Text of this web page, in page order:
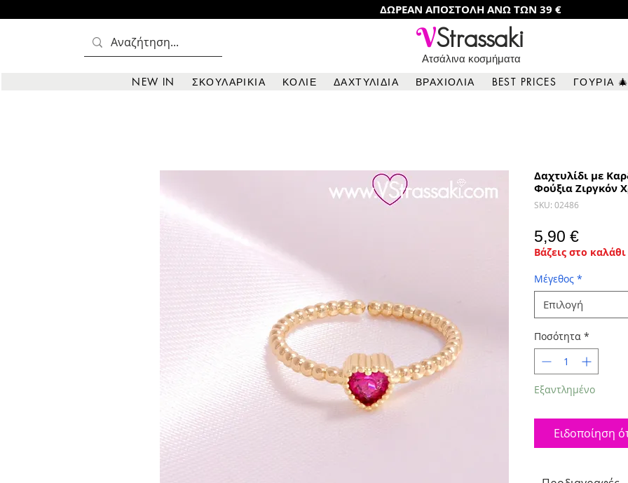
ΔΩΡΕΑΝ ΑΠΟΣΤΟΛΗ ΑΝΩ ΤΩΝ 39 €
VStrassaki
Ατσάλινα κοσμήματα
NEW IN ΣΚΟΥΛΑΡΙΚΙΑ ΚΟΛΙΕ ΔΑΧΤΥΛΙΔΙΑ ΒΡΑΧΙΟΛΙΑ BEST PRICES ΓΟΥΡΙΑ 🎄
Δαχτυλίδι με
Φούξια Ζιργκόν
SKU: 02486
5,90 €Τιμή
Βάζεις στο
Μέγεθος *
Επιλογή
Ποσότητα *
Εξαντλημένο
Ειδοποίηση